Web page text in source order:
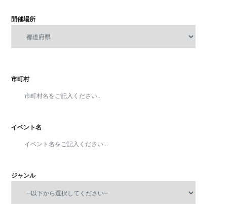
開催場所
市町村
イベント名
ジャンル